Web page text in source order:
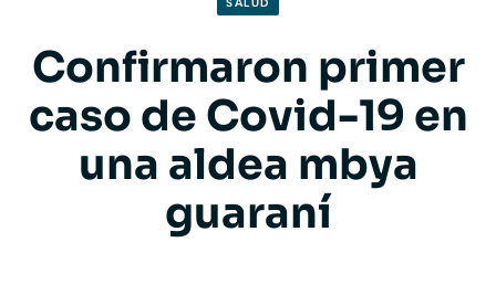
SALUD
Confirmaron primer
caso de Covid-19 en
una aldea mbya
guaraní